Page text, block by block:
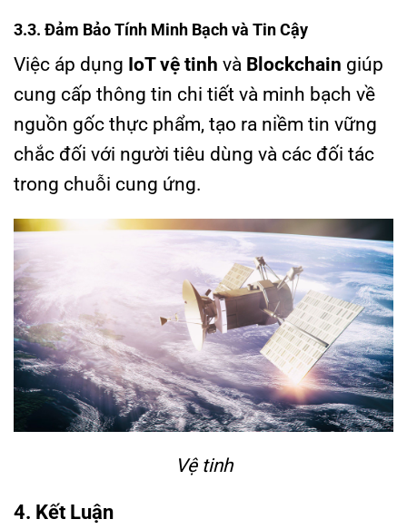
3.3. Đảm Bảo Tính Minh Bạch và Tin Cậy
Việc áp dụng IoT vệ tinh và Blockchain giúp
cung cấp thông tin chi tiết và minh bạch về
nguồn gốc thực phẩm, tạo ra niềm tin vững
chắc đối với người tiêu dùng và các đối tác
trong chuỗi cung ứng.
Vệ tinh
4. Kết Luận